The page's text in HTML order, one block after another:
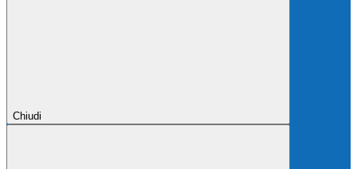
Chiudi